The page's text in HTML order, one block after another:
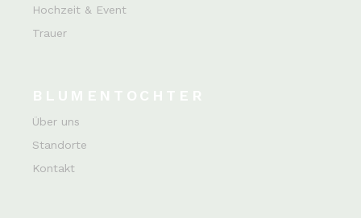
Hochzeit & Event
Trauer
Über uns
Standorte
Kontakt